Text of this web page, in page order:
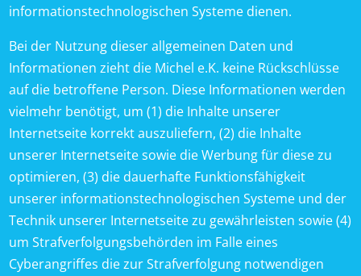
informationstechnologischen Systeme dienen.
Bei der Nutzung dieser allgemeinen Daten und
Informationen zieht die Michel e.K. keine Rückschlüsse
auf die betroffene Person. Diese Informationen werden
vielmehr benötigt, um (1) die Inhalte unserer
Internetseite korrekt auszuliefern, (2) die Inhalte
unserer Internetseite sowie die Werbung für diese zu
optimieren, (3) die dauerhafte Funktionsfähigkeit
unserer informationstechnologischen Systeme und der
Technik unserer Internetseite zu gewährleisten sowie (4)
um Strafverfolgungsbehörden im Falle eines
Cyberangriffes die zur Strafverfolgung notwendigen